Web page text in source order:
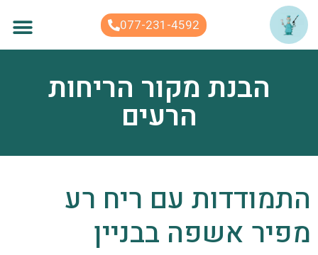
לתוכן
077-231-4592
הבנת מקור הריחות
הרעים
התמודדות עם ריח רע
מפיר אשפה בבניין